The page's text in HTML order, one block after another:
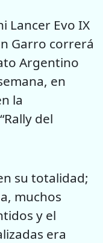
Lancer Evo IX
Garro correrá
Argentino
en
la
del
su totalidad;
muchos
y el
era